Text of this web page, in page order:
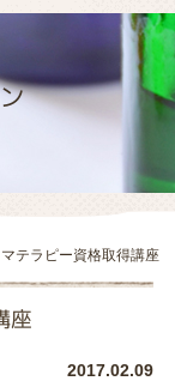
テラピー資格取得講座
座
2017.02.09